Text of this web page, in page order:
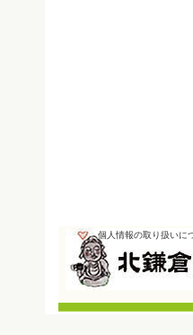
個人情報の取り扱いに